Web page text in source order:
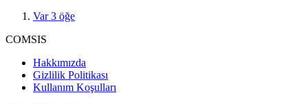
Var3 öğe
COMSIS
Hakkımızda
Gizlilik Politikası
Kullanım Koşulları